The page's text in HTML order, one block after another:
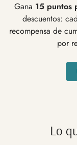
Gana 15 puntos
descuentos:
recompensa de
por
Lo